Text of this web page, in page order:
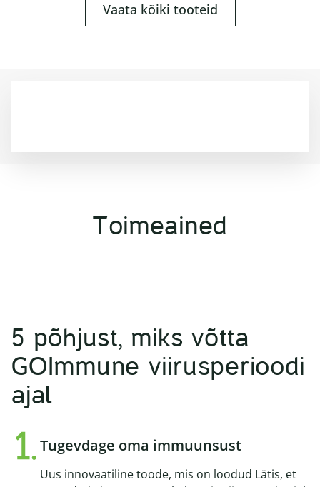
Vaata kõiki tooteid
Toimeained
5 põhjust, miks võtta
GOImmune viirusperioodi
ajal
Tugevdage oma immuunsust
Uus innovaatiline toode, mis on loodud Lätis, et